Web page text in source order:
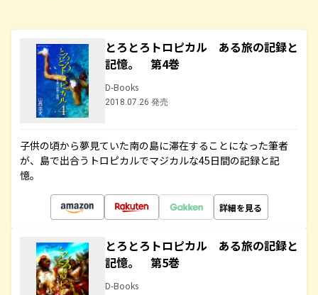
とろとろトロピカル ある旅の記録と
記憶。 第4巻
D-Books
2018.07.26 発売
子供の頃から夢見ていた南の島に滞在することになった筆者
が、島で出合うトロピカルでマジカルな45日間の記録と記
憶。
詳細を見る
とろとろトロピカル ある旅の記録と
記憶。 第5巻
D-Books